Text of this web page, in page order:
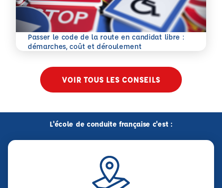
Passer le code de la route en candidat libre :
démarches, coût et déroulement
En savoir plus
VOIR TOUS LES CONSEILS
L'école de conduite française c'est :